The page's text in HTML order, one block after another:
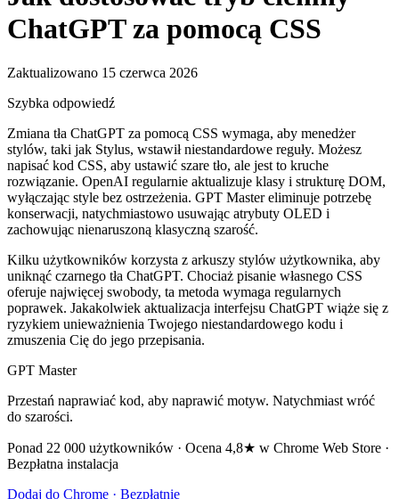
ChatGPT za pomocą CSS
Zaktualizowano 15 czerwca 2026
Szybka odpowiedź
Zmiana tła ChatGPT za pomocą CSS wymaga, aby menedżer
stylów, taki jak Stylus, wstawił niestandardowe reguły. Możesz
napisać kod CSS, aby ustawić szare tło, ale jest to kruche
rozwiązanie. OpenAI regularnie aktualizuje klasy i strukturę DOM,
wyłączając style bez ostrzeżenia. GPT Master eliminuje potrzebę
konserwacji, natychmiastowo usuwając atrybuty OLED i
zachowując nienaruszoną klasyczną szarość.
Kilku użytkowników korzysta z arkuszy stylów użytkownika, aby
uniknąć czarnego tła ChatGPT. Chociaż pisanie własnego CSS
oferuje najwięcej swobody, ta metoda wymaga regularnych
poprawek. Jakakolwiek aktualizacja interfejsu ChatGPT wiąże się z
ryzykiem unieważnienia Twojego niestandardowego kodu i
zmuszenia Cię do jego przepisania.
GPT Master
Przestań naprawiać kod, aby naprawić motyw. Natychmiast wróć
do szarości.
Ponad 22 000 użytkowników · Ocena 4,8★ w Chrome Web Store ·
Bezpłatna instalacja
Dodaj do Chrome · Bezpłatnie